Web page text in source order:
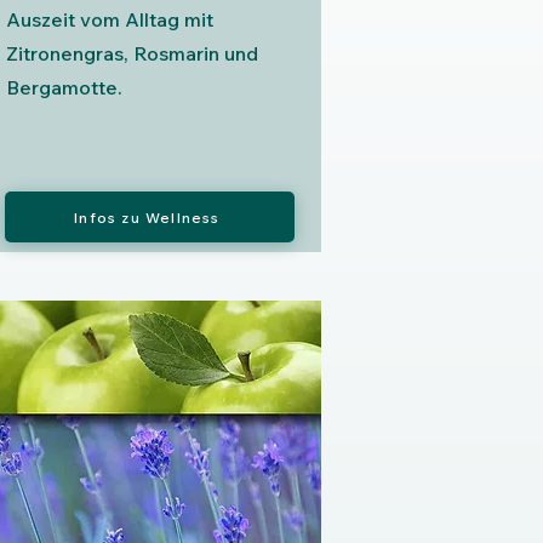
Auszeit vom Alltag mit
Zitronengras, Rosmarin und
Bergamotte.
Infos zu Wellness